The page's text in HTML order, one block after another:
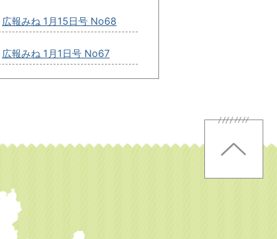
広報みね 1月15日号 No68
広報みね 1月1日号 No67